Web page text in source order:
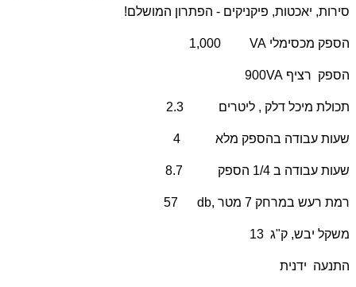
סירות, יאכטות, פיקניקים - הפתרון המושלם!
הספק מכסימלי VA
הספק רציף VA
900
תכולת מיכל דלק , ליטרים 2.3
שעות עבודה בהספק מלא 4
שעות עבודה ב 1/4 הספק 8.7
רמת רעש במרחק 7 מטר , db
משקל יבש, ק"ג 13
התנעה ידנית